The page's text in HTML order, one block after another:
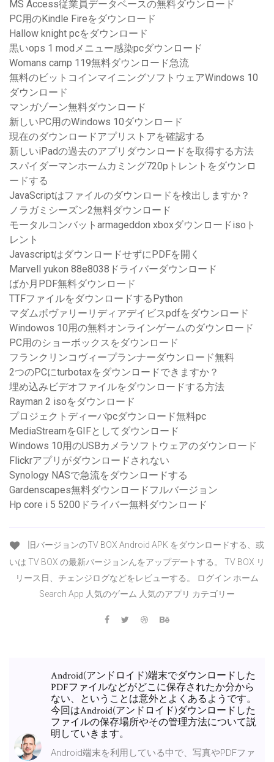
MS Access従業員データベースの無料ダウンロード
PC用のKindle Fireをダウンロード
Hallow knight pcをダウンロード
黒いops 1 modメニュー感染pcダウンロード
Womans camp 119無料ダウンロード急流
無料のビットコインマイニングソフトウェアWindows 10
ダウンロード
マンガゾーン無料ダウンロード
新しいPC用のWindows 10ダウンロード
現在のダウンロードアプリストアを確認する
新しいiPadの過去のアプリダウンロードを取得する方法
スパイダーマンホームカミング720pトレントをダウンロ
ードする
JavaScriptはファイルのダウンロードを検出しますか？
ノラガミシーズン2無料ダウンロード
モータルコンバットarmageddon xboxダウンロードisoト
レント
JavascriptはダウンロードせずにPDFを開く
Marvell yukon 88e8038ドライバーダウンロード
ばか月PDF無料ダウンロード
TTFファイルをダウンロードするPython
マダムボヴァリーリディアデイビスpdfをダウンロード
Windowos 10用の無料オンラインゲームのダウンロード
PC用のショーボックスをダウンロード
フランクリンコヴィープランナーダウンロード無料
2つのPCにturbotaxをダウンロードできますか？
埋め込みビデオファイルをダウンロードする方法
Rayman 2 isoをダウンロード
プロジェクトディーバpcダウンロード無料pc
MediaStreamをGIFとしてダウンロード
Windows 10用のUSBカメラソフトウェアのダウンロード
Flickrアプリがダウンロードされない
Synology NASで急流をダウンロードする
Gardenscapes無料ダウンロードフルバージョン
Hp core i 5 5200ドライバー無料ダウンロード
旧バージョンのTV BOX Android APK をダウンロードする、或
いは TV BOX の最新バージョンんをアップデートする。 TV BOX リ
リース日、チェンジログなどをレビューする。 ログイン ホーム
Search App 人気のゲーム 人気のアプリ カテゴリー
Android(アンドロイド)端末でダウンロードした
PDFファイルなどがどこに保存されたか分から
ない、ということは意外とよくあるようです。
今回はAndroid(アンドロイド)ダウンロードした
ファイルの保存場所やその管理方法について説
明していきます。
Android端末を利用している中で、写真やPDFファ